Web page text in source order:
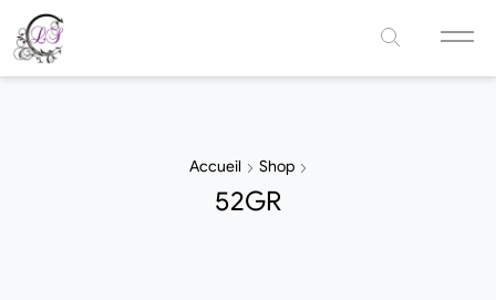
Accueil Shop
52GR